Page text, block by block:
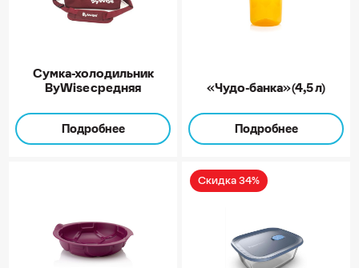
Сумка-холодильник
ByWise средняя
Подробнее
«Чудо-банка» (4,5 л)
Подробнее
Скидка 34%